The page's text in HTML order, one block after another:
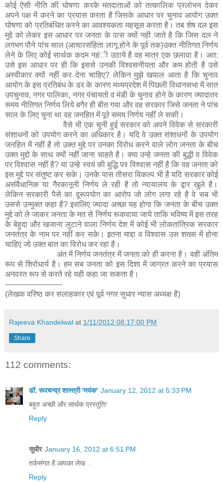
कोई ऐसी नीति की घोषणा करके मतदाताओं को तत्कालिक प्रलोभन देकर
अपने पक्ष में करने का प्रयास करता है जिसके आधार पर चुनाव आयोग उक्त
घोषणा को प्रतिबंधित करने का आवश्यकता महसूस करता है। तब शेष दल इस
मुद्दे को लेकर इस आधार पर जनता के पास क्यों नही जाते है कि जिस दल ने
लगभग पौने पांच साल (आचारसंहिता लागू होने के पूर्व तक)उक्त नीतिगत निर्णय
लेने के लिए कोई सार्थक कदम नहंी उठाये है वह मात्र एक छलावा है। अत:
उसे इस आधार पर ही कि इससे उनकी विश्वसनीयता और कम होती है उसे
अस्वीकार क्यों नहीं कर देना चाहिए? लेकिन मुझे खयाल आता है कि चुनाव
आयोग के इस प्रतिबंध के डर के कारण मध्यप्रदेश में पिछली विधानसभा में सात
उपचुनाव, नगर पालिका, नगर पंचायतो व मंडी के चुनाव होने के कारण ज्यादातर
समय नीतिगत निर्णय लिये बगैर ही बीत गया और वह सरकार जिसे जनता ने पांच
साल के लिए चुना था वह जनहित में पूरे समय निर्णय नहीं ले सकी।
वैसे भी एक चुनी हुई सरकार को अपने विवेक से सरकारी
संशाधनों को उपयोग करने का अधिकार है। यदि वे उक्त संशाधनों के उपयोग
जनहित में नहीं है तो उक्त मुद्दे पर उनका विरोध करने वाले लोग जनता के बीच
उक्त मुद्दो के साथ क्यों नहीं जाना चाहते है। क्या उन्हे जनता की बुद्धी व विवेक
पर विश्वास नहीं है? या उन्हे स्वयं की बुद्धि पर विश्वास नहीं है कि वह जनता को
इस मुद्दे पर संतुष्ट कर सके। उनके पास तीसरा विकल्प भी है यदि सरकार कोई
असंवैधानिक या गैरकानूनी निर्णय ले रही है तो न्यायालय के द्वार खुले है।
लेकिन सरकारी पैसे का दूरूपयोग का आरोप जो लोग लगा रहे है वे सब भी
उससे उन्मुक्त कहा है? इसलिए ज्यादा अच्छा यह होगा कि जनता के बीच उक्त
मुद्दे को ले जाकर जनता के मत से निर्णय रूकवाया जाये ताकि भविष्य में इस तरह
के बेहुदा और खजाना लुटाने वाला निर्णय देश में कोई भी लोकतांत्रिक सरकार
जनतंत्र के नाम पर नहीं कर सके। इतना माद्दा व विश्वास उस शख्स में होना
चाहिए जो उक्त बात का विरोध कर रहा है।
अंत में निर्णय जनतंत्र में जनता को ही करना है। वही अंतिम
रूप से शिरोधार्य है। हम सब जनता को इस दिशा में जाग्रत करने का प्रयास
अनवरत रूप से करते रहे यही कहा जा सकता है।
-----------------------
(लेखक वरिष्ठ कर सलाहकार एवं पूर्व नगर सुधार न्यास अध्यक्ष है)
Rajeeva Khandelwal at 1/11/2012 08:17:00 PM
Share
112 comments:
डॉ. रूपचन्द्र शास्त्री 'मयंक' January 12, 2012 at 5:33 PM
बहुत अच्छी और सार्थक प्रस्तुति!
Reply
सुधीर January 16, 2012 at 6:51 PM
तर्कसंगत है आपका लेख ..
Reply